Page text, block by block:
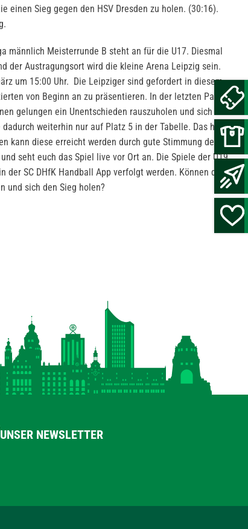
einen Sieg gegen den HSV Dresden zu holen. (30:16).
männlich Meisterrunde B steht an für die U17. Diesmal
der Austragungsort wird die kleine Arena Leipzig sein.
um 15:00 Uhr. Die Leipziger sind gefordert in diesem
von Beginn an zu präsentieren. In der letzten Partie
gelungen ein Unentschieden rauszuholen und sich
weiterhin nur auf Platz 5 in der Tabelle. Das heißt
kann diese erreicht werden durch gute Stimmung der
seht euch das Spiel live vor Ort an. Die Spiele der U19,
der SC DHfK Handball App verfolgt werden. Können die
und sich den Sieg holen?
UNSER NEWSLETTER